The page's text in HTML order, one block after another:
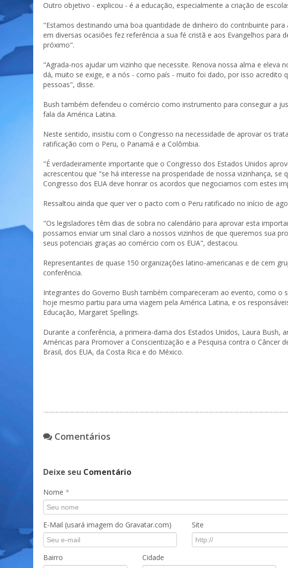
Outro objetivo - explicou - é a educação, especialmente a criação de
"Estamos destinando uma boa quantidade de dinheiro do contribuinte
em diversas ocasiões fez referência a sua fé cristã e aos Evangelhos para
próximo".
"Agrada-nos ajudar um vizinho que necessite. Renova nossa alma e eleva
dá, muito se exige, e a nós - como país - muito foi dado, por isso acredito
pessoas", disse.
Bush também defendeu o comércio como instrumento para conseguir a
fala da América Latina.
Neste sentido, insistiu com o Congresso na necessidade de aprovar os
ratificação com o Peru, o Panamá e a Colômbia.
"É verdadeiramente importante que o Congresso dos Estados Unidos
acrescentou que "se há interesse na prosperidade de nossa vizinhança, se
Congresso dos EUA deve honrar os acordos que negociamos com estes
Ressaltou ainda que quer ver o pacto com o Peru ratificado no início de
"Os legisladores têm dias de sobra no calendário para aprovar esta
possamos enviar um sinal claro a nossos vizinhos de que queremos sua
seus potenciais graças ao comércio com os EUA", destacou.
Representantes de quase 150 organizações latino-americanas e de cem
conferência.
Integrantes do Governo Bush também compareceram ao evento, como o
hoje mesmo partiu para uma viagem pela América Latina, e os
Educação, Margaret Spellings.
Durante a conferência, a primeira-dama dos Estados Unidos, Laura Bush,
Américas para Promover a Conscientização e a Pesquisa contra o Câncer
Brasil, dos EUA, da Costa Rica e do México.
Comentários
Deixe seu Comentário
Nome *
E-Mail (usará imagem do Gravatar.com) Site
Bairro Cidade